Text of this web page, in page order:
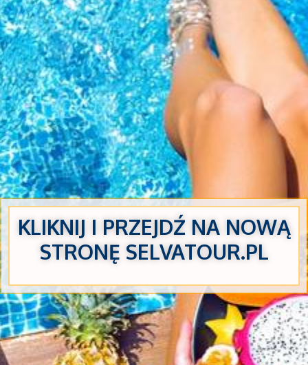
KLIKNIJ I PRZEJDŹ NA NOWĄ
STRONĘ SELVATOUR.PL